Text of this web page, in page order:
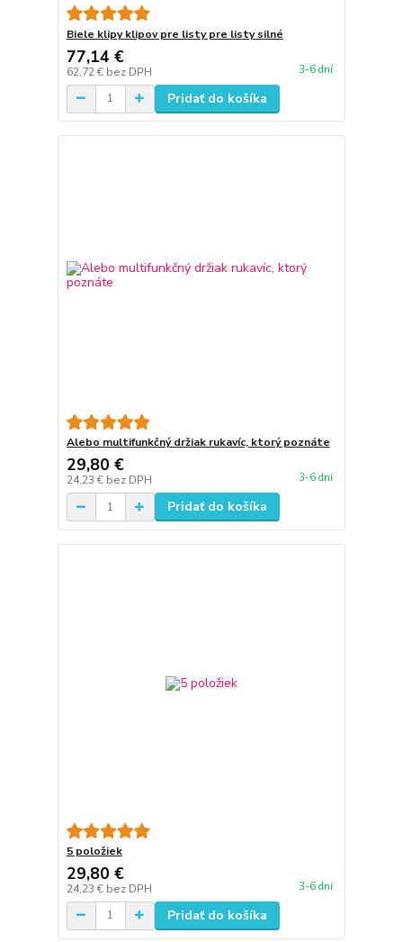
Biele klipy klipov pre listy pre listy silné
77,14 €
62,72 € bez DPH 3-6 dní
Pridať do košíka
Alebo multifunkčný držiak rukavíc, ktorý poznáte
29,80 €
24,23 € bez DPH 3-6 dní
Pridať do košíka
5 položiek
29,80 €
24,23 € bez DPH 3-6 dní
Pridať do košíka